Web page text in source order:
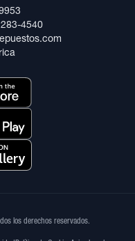
4540
los derechos reservados.